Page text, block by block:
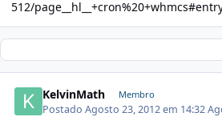
512/
KelvinMath Membro
PostadoAgosto 23, 2012 em 14:32